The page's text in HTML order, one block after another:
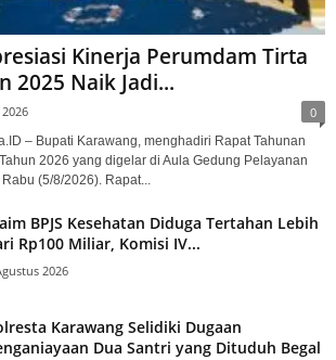
Kinerja Perumdam Tirta
2025 Naik Jadi...
0
– Bupati Karawang, menghadiri Rapat Tahunan
2026 yang digelar di Aula Gedung Pelayanan
(5/8/2026). Rapat...
BPJS Kesehatan Diduga Tertahan Lebih
Rp100 Miliar, Komisi IV...
2026
Karawang Selidiki Dugaan
Dua Santri yang Dituduh Begal